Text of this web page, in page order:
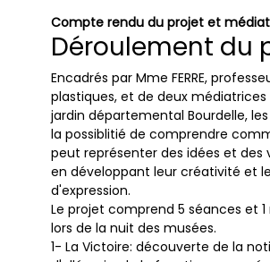
Compte rendu du projet et
Déroulement du
Encadrés par Mme FERRE,
plastiques, et de deux
jardin départemental Bourdelle,
la possiblitié de comprendre
peut représenter des idées et des
en développant leur créativité et
d'expression.
Le projet comprend 5 séances et
lors de la nuit des musées.
1- La Victoire: découverte de la